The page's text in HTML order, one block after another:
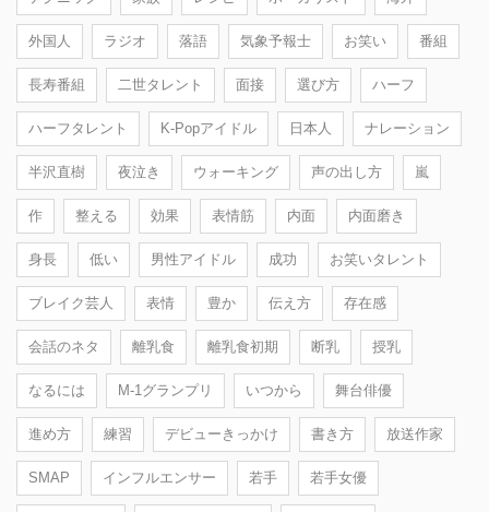
外国人 ラジオ 落語 気象予報士 お笑い 番組
長寿番組 二世タレント 面接 選び方 ハーフ
ハーフタレント K-Popアイドル 日本人 ナレーション
半沢直樹 夜泣き ウォーキング 声の出し方 嵐
作 整える 効果 表情筋 内面 内面磨き
身長 低い 男性アイドル 成功 お笑いタレント
ブレイク芸人 表情 豊か 伝え方 存在感
会話のネタ 離乳食 離乳食初期 断乳 授乳
なるには M-1グランプリ いつから 舞台俳優
進め方 練習 デビューきっかけ 書き方 放送作家
SMAP インフルエンサー 若手 若手女優